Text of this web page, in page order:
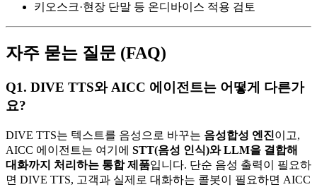
키오스크·현장 단말 등 온디바이스 적용 검토
자주 묻는 질문 (FAQ)
Q1. DIVE TTS와 AICC 에이전트는 어떻게 다른가
요?
DIVE TTS는 텍스트를 음성으로 바꾸는 음성합성 엔진이고,
AICC 에이전트는 여기에 STT(음성 인식)와 LLM을 결합해
대화까지 처리하는 통합 제품입니다. 단순 음성 출력이 필요하
면 DIVE TTS, 고객과 실제로 대화하는 콜봇이 필요하면 AICC